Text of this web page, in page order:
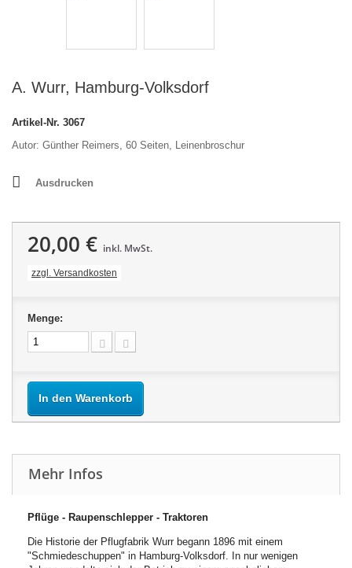
A. Wurr, Hamburg-Volksdorf
Artikel-Nr. 3067
Autor: Günther Reimers, 60 Seiten, Leinenbroschur
Ausdrucken
20,00 € inkl. MwSt.
zzgl. Versandkosten
Menge:
In den Warenkorb
Mehr Infos
Pflüge - Raupenschlepper - Traktoren
Die Historie der Pflugfabrik Wurr begann 1896 mit einem
"Schmiedeschuppen" in Hamburg-Volksdorf. In nur wenigen